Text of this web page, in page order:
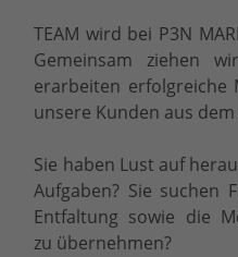
TEAM wird bei P3N
Gemeinsam ziehen
erarbeiten erfolgreiche
unsere Kunden aus
Sie haben Lust auf
Aufgaben? Sie suchen
Entfaltung sowie die
zu übernehmen?